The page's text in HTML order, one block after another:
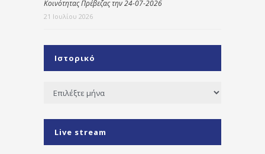
Κοινότητας Πρέβεζας την 24-07-2026
21 Ιουλίου 2026
Ιστορικό
Ιστορικό
Live stream